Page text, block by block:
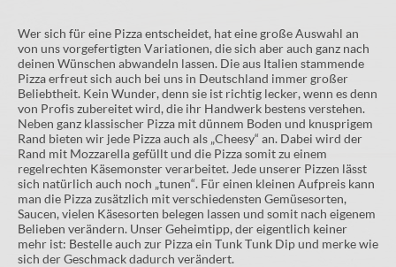
Wer sich für eine Pizza entscheidet, hat eine große Auswahl an
von uns vorgefertigten Variationen, die sich aber auch ganz nach
deinen Wünschen abwandeln lassen. Die aus Italien stammende
Pizza erfreut sich auch bei uns in Deutschland immer großer
Beliebtheit. Kein Wunder, denn sie ist richtig lecker, wenn es denn
von Profis zubereitet wird, die ihr Handwerk bestens verstehen.
Neben ganz klassischer Pizza mit dünnem Boden und knusprigem
Rand bieten wir jede Pizza auch als „Cheesy“ an. Dabei wird der
Rand mit Mozzarella gefüllt und die Pizza somit zu einem
regelrechten Käsemonster verarbeitet. Jede unserer Pizzen lässt
sich natürlich auch noch „tunen“. Für einen kleinen Aufpreis kann
man die Pizza zusätzlich mit verschiedensten Gemüsesorten,
Saucen, vielen Käsesorten belegen lassen und somit nach eigenem
Belieben verändern. Unser Geheimtipp, der eigentlich keiner
mehr ist: Bestelle auch zur Pizza ein Tunk Tunk Dip und merke wie
sich der Geschmack dadurch verändert.